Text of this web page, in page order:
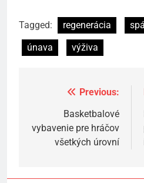
Tagged: regenerácia
únava
výživa
Navigácia
článku
Previous:
Basketbalové
vybavenie pre hráčov
všetkých úrovní